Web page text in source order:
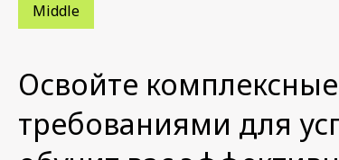
Middle
Освойте
требованиями для